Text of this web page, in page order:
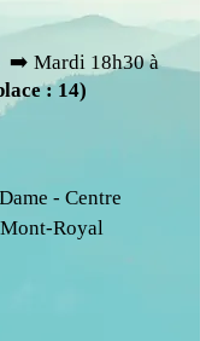
➡️ Mardi 18h30 à
: 14)
- Centre
Royal